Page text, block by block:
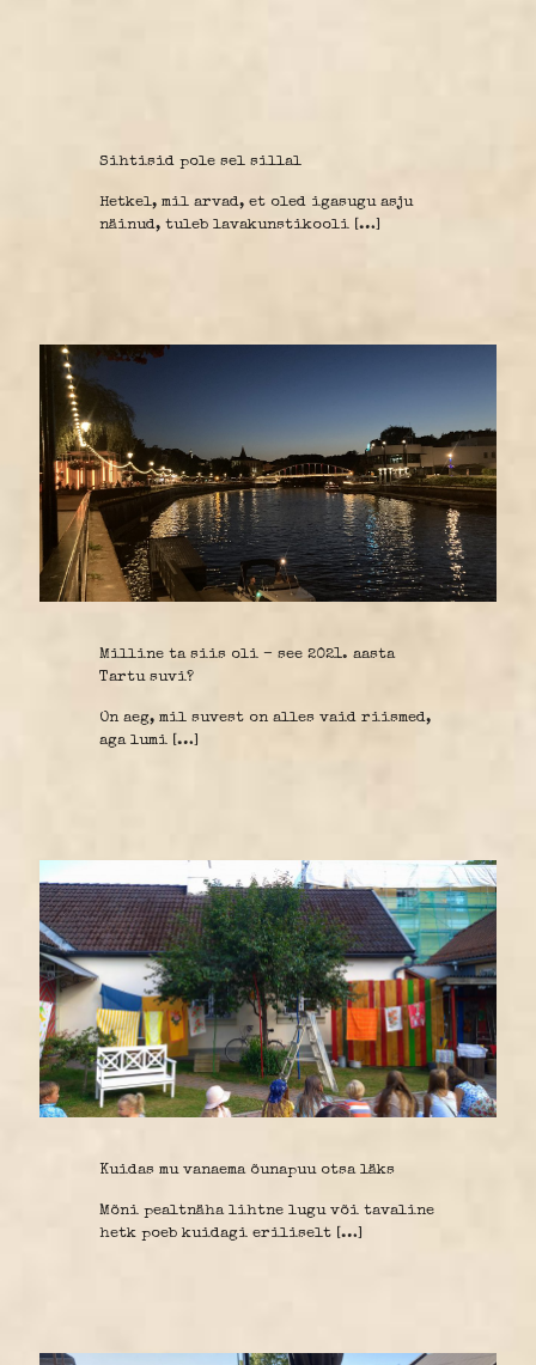
Sihtisid pole sel sillal
Hetkel, mil arvad, et oled igasugu asju
näinud, tuleb lavakunstikooli […]
Milline ta siis oli – see 2021. aasta
Tartu suvi?
On aeg, mil suvest on alles vaid riismed,
aga lumi […]
Kuidas mu vanaema õunapuu otsa läks
Mõni pealtnäha lihtne lugu või tavaline
hetk poeb kuidagi eriliselt […]